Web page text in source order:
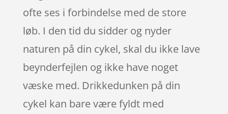
ofte ses i forbindelse med de store
løb. I den tid du sidder og nyder
naturen på din cykel, skal du ikke lave
beynderfejlen og ikke have noget
væske med. Drikkedunken på din
cykel kan bare være fyldt med